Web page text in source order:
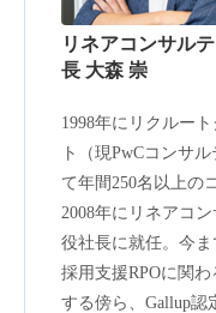
リネアコンサル
長 大森 崇
1998年にリクルー
ト（現PwCコンサ
て年間250名以上の
2008年にリネアコ
役社長に就任。今
採用支援RPOに関
する傍ら、Gallup認